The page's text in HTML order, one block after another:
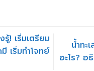
รู้! เริ่มเตรียม
เริ่มทำโจทย์
น้ำทะ
อะไร? อ